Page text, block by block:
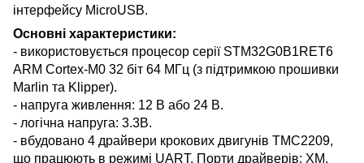
інтерфейсу MicroUSB.
Основні характеристики:
- використовується процесор серії STM32G0B1RET6
ARM Cortex-M0 32 біт 64 МГц (з підтримкою прошивки
Marlin та Klipper).
- напруга живлення: 12 В або 24 В.
- логічна напруга: 3.3В.
- вбудовано 4 драйвери крокових двигунів TMC2209,
що працюють в режимі UART. Порти драйверів: XM,